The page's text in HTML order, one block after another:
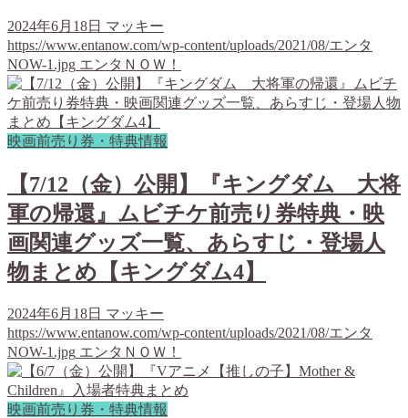
2024年6月18日 マッキー
https://www.entanow.com/wp-content/uploads/2021/08/エンタ
NOW-1.jpg エンタＮＯＷ！
映画前売り券・特典情報
【7/12（金）公開】『キングダム 大将
軍の帰還』ムビチケ前売り券特典・映
画関連グッズ一覧、あらすじ・登場人
物まとめ【キングダム4】
2024年6月18日 マッキー
https://www.entanow.com/wp-content/uploads/2021/08/エンタ
NOW-1.jpg エンタＮＯＷ！
映画前売り券・特典情報